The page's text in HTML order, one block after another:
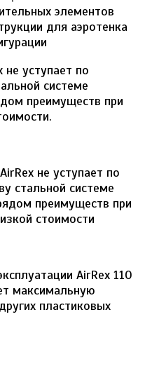
уступает по
системе
преимуществ при
AirRex 110
максимальную
пластиковых